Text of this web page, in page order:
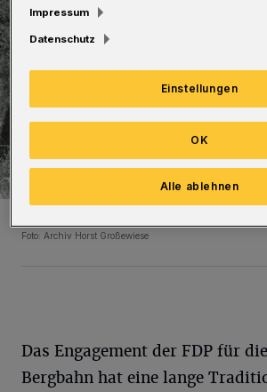
Foto: Archiv Horst Großewiese
Das Engagement der FDP für
Bergbahn hat eine lange
Impressum
Datenschutz
Einstellungen
Alle ablehnen
OK